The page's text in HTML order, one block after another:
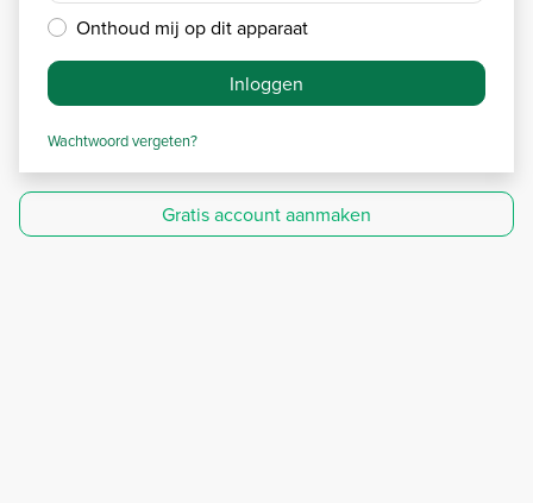
Onthoud mij op dit apparaat
Inloggen
Wachtwoord vergeten?
Gratis account aanmaken